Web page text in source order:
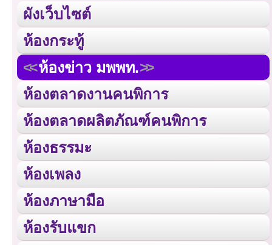
ผังเว็บไซต์
ห้องกระทู้
ห้องข่าว มพพท.
ห้องตลาดงานคนพิการ
ห้องตลาดผลิตภัณฑ์คนพิการ
ห้องธรรมะ
ห้องเพลง
ห้องภาษามือ
ห้องรับแขก